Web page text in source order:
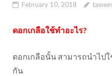
February 10, 2018
ดอกเกลือใช้ทำอะไร?
ดอกเกลือนั้น สามารถนำไป
กัน